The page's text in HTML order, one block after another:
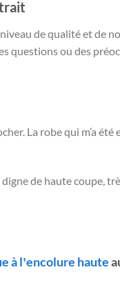
de qualité et de
questions ou des
La robe qui m’a
de haute coupe,
à lʼencolure haute